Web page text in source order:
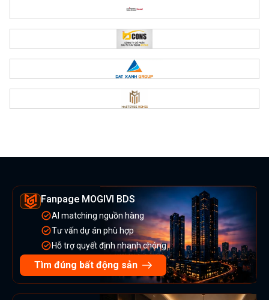
Fanpage MOGIVI BDS
AI matching nguồn hàng
Tư vấn dự án phù hợp
Hỗ trợ quyết định nhanh chóng
Tìm đúng bất động sản